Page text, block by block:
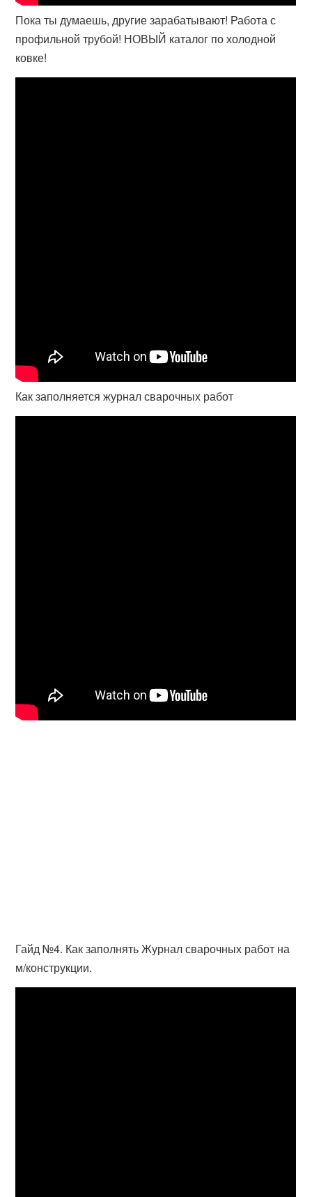
Пока ты думаешь, другие зарабатывают! Работа с
профильной трубой! НОВЫЙ каталог по холодной
ковке!
Как заполняется журнал сварочных работ
Гайд №4. Как заполнять Журнал сварочных работ на
м/конструкции.